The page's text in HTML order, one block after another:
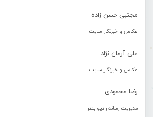
مجتبی حسن زاده
عکاس و خبرنگار سایت
علی آرمان نژاد
عکاس و خبرنگار سایت
رضا محمودی
مدیریت رسانه رادیو بندر